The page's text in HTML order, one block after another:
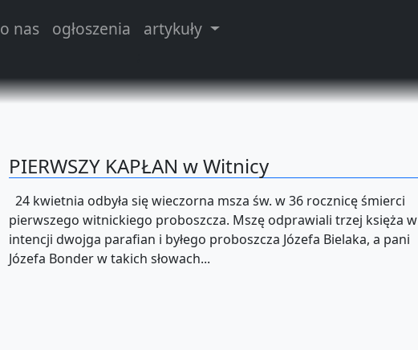
o nas ogłoszenia artykuły
PIERWSZY KAPŁAN w Witnicy
24 kwietnia odbyła się wieczorna msza św. w 36 rocznicę śmierci
pierwszego witnickiego proboszcza. Mszę odprawiali trzej księża w
intencji dwojga parafian i byłego proboszcza Józefa Bielaka, a pani
Józefa Bonder w takich słowach...